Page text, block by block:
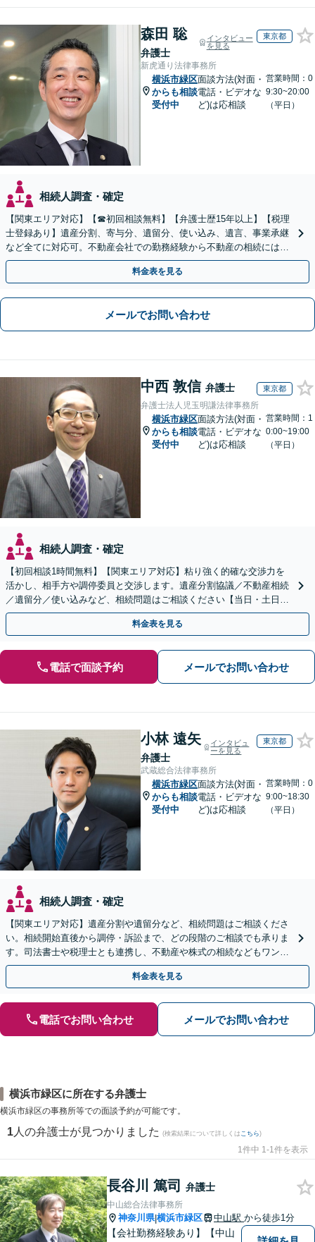
森田 聡
弁護士
インタビュー
を見る
東京都
新虎通り法律事務所
横浜市緑区
からも相談
受付中
面談方法(対面・
電話・ビデオな
ど)は応相談
営業時間：0
9:30~20:00
（平日）
相続人調査・確定
【関東エリア対応】【☎︎初回相談無料】【弁護士歴15年以上】【税理
士登録あり】遺産分割、寄与分、遺留分、使い込み、遺言、事業承継
など全てに対応可。不動産会社での勤務経験から不動産の相続には特
に的確に対応【出張サービス】【夜間・休日面談】
料金表を見る
メールでお問い合わせ
中西 敦信 弁護士 東京都
弁護士法人児玉明謙法律事務所
横浜市緑区
からも相談
受付中
面談方法(対面・
電話・ビデオな
ど)は応相談
営業時間：1
0:00~19:00
（平日）
相続人調査・確定
【初回相談1時間無料】【関東エリア対応】粘り強く的確な交渉力を
活かし、相手方や調停委員と交渉します。遺産分割協議／不動産相続
／遺留分／使い込みなど、相続問題はご相談ください【当日・土日対
応可】トラブル前の段階でも相談可。メール24時間受付
料金表を見る
電話で面談予約 メールでお問い合わせ
小林 遠矢
弁護士
インタビュ
ーを見る
東京都
武蔵総合法律事務所
横浜市緑区
からも相談
受付中
面談方法(対面・
電話・ビデオな
ど)は応相談
営業時間：0
9:00~18:30
（平日）
相続人調査・確定
【関東エリア対応】遺産分割や遺留分など、相続問題はご相談くださ
い。相続開始直後から調停・訴訟まで、どの段階のご相談でも承りま
す。司法書士や税理士とも連携し、不動産や株式の相続などもワンス
トップで対応可能。遺言書作成や事業承継のご相談にも対応
料金表を見る
電話でお問い合わせ メールでお問い合わせ
横浜市緑区に所在する弁護士
横浜市緑区の事務所等での面談予約が可能です。
1 人の弁護士が見つかりました (検索結果について詳しくは こちら)
1件中 1-1件を表示
長谷川 篤司 弁護士
中山総合法律事務所
神奈川県|横浜市緑区 中山駅 から徒歩1分
【会社勤務経験あり】【中山